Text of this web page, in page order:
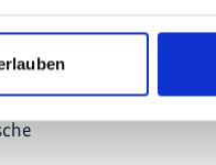
im